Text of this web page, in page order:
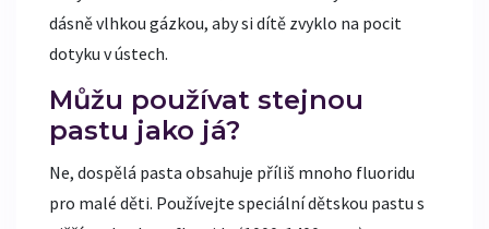
dásně vlhkou gázkou, aby si dítě zvyklo na pocit
dotyku v ústech.
Můžu používat stejnou
pastu jako já?
Ne, dospělá pasta obsahuje příliš mnoho fluoridu
pro malé děti. Používejte speciální dětskou pastu s